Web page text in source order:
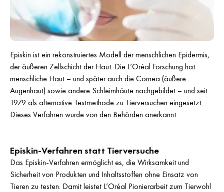
Episkin ist ein rekonstruiertes Modell der menschlichen Epidermis,
der äußeren Zellschicht der Haut. Die L’Oréal Forschung hat
menschliche Haut – und später auch die Cornea (äußere
Augenhaut) sowie andere Schleimhäute nachgebildet – und seit
1979 als alternative Testmethode zu Tierversuchen eingesetzt.
Dieses Verfahren wurde von den Behörden anerkannt.
Episkin-Verfahren statt Tierversuche
Das Episkin-Verfahren ermöglicht es, die Wirksamkeit und
Sicherheit von Produkten und Inhaltsstoffen ohne Einsatz von
Tieren zu testen. Damit leistet L’Oréal Pionierarbeit zum Tierwohl